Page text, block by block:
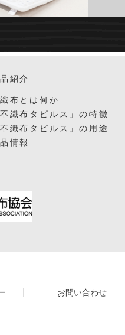
紹介
布とは何か
不織布タピルス」の特徴
不織布タピルス」の用途
情報
お問い合わせ